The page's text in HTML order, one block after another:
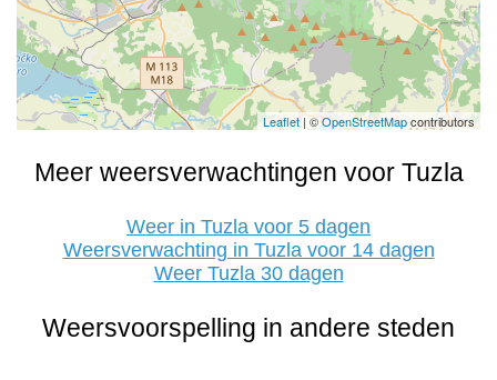
Leaflet | ©OpenStreetMapcontributors
Meer weersverwachtingen voor Tuzla
Weer in Tuzla voor 5 dagen
Weersverwachting in Tuzla voor 14 dagen
Weer Tuzla 30 dagen
Weersvoorspelling in andere steden